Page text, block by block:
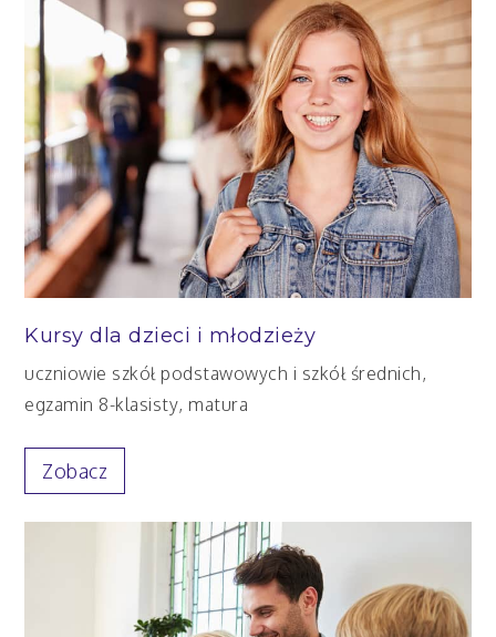
Kursy dla dzieci i młodzieży
uczniowie szkół podstawowych i szkół średnich,
egzamin 8-klasisty, matura
Zobacz